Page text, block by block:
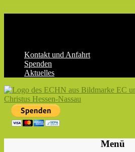
Kontakt und Anfahrt
Spenden
Aktuelles
ECHN
EC-
Menü